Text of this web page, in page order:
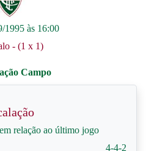
1995 às 16:00
- (1 x 1)
relação ao último jogo
4-4-2